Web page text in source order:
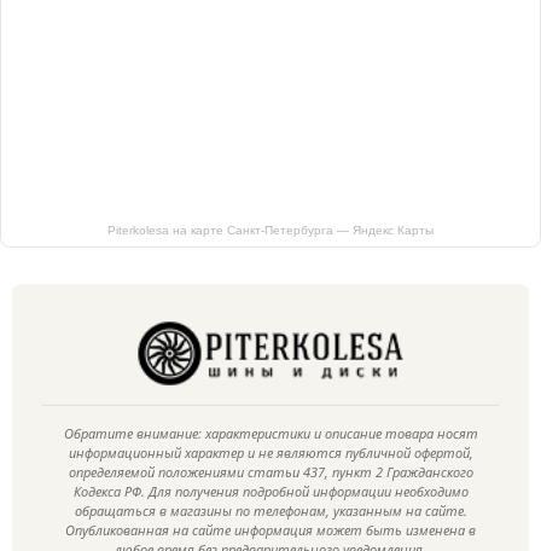
Piterkolesa на карте Санкт‑Петербурга — Яндекс Карты
Обратите внимание: характеристики и описание товара носят
информационный характер и не являются публичной офертой,
определяемой положениями статьи 437, пункт 2 Гражданского
Кодекса РФ. Для получения подробной информации необходимо
обращаться в магазины по телефонам, указанным на сайте.
Опубликованная на сайте информация может быть изменена в